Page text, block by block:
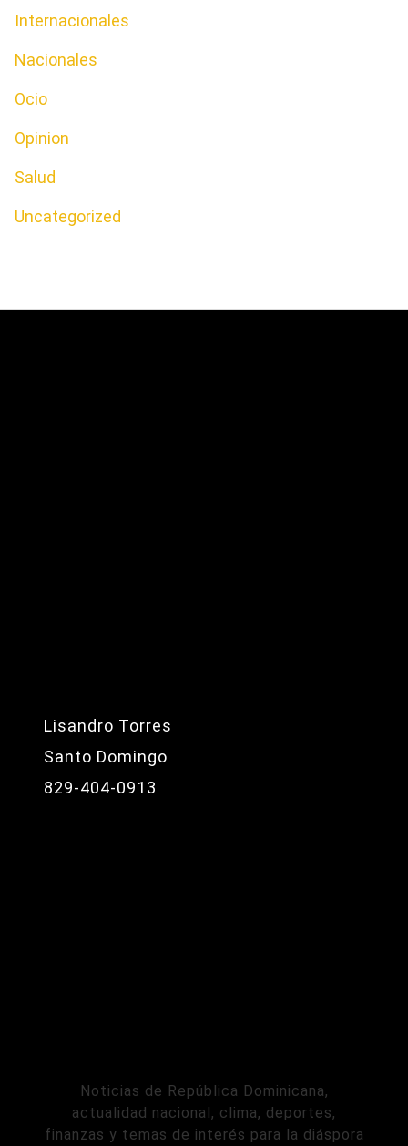
Internacionales
Nacionales
Ocio
Opinion
Salud
Uncategorized
Lisandro Torres
Santo Domingo
829-404-0913
Noticias de República Dominicana,
actualidad nacional, clima, deportes,
finanzas y temas de interés para la diáspora